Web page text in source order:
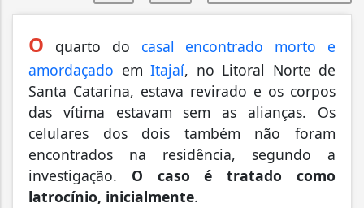
O quarto do casal encontrado morto e
amordaçado em Itajaí, no Litoral Norte de
Santa Catarina, estava revirado e os corpos
das vítima estavam sem as alianças. Os
celulares dos dois também não foram
encontrados na residência, segundo a
investigação. O caso é tratado como
latrocínio, inicialmente.